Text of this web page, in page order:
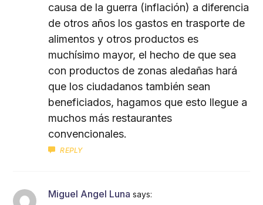
causa de la guerra (inflación) a diferencia
de otros años los gastos en trasporte de
alimentos y otros productos es
muchísimo mayor, el hecho de que sea
con productos de zonas aledañas hará
que los ciudadanos también sean
beneficiados, hagamos que esto llegue a
muchos más restaurantes
convencionales.
REPLY
Miguel Angel Lunasays: